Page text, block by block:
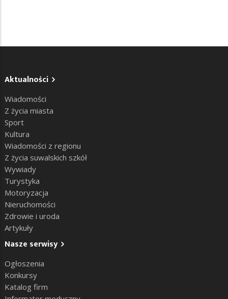
Aktualności
Wiadomości
Z życia miasta
Sport
Kultura
Wiadomości z regionu
Z życia suwalskich szkół
Wywiady
Turystyka
Motoryzacja
Nieruchomości
Zdrowie i uroda
Artykuły
Nasze serwisy
Ogłoszenia
Konkursy
Katalog firm